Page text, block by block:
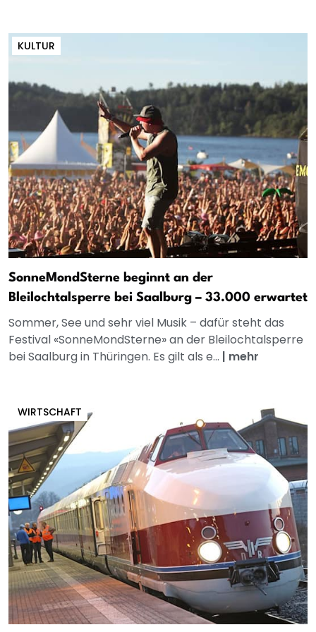
KULTUR
SonneMondSterne beginnt an der
Bleilochtalsperre bei Saalburg – 33.000 erwartet
Sommer, See und sehr viel Musik – dafür steht das
Festival «SonneMondSterne» an der Bleilochtalsperre
bei Saalburg in Thüringen. Es gilt als e... | mehr
WIRTSCHAFT